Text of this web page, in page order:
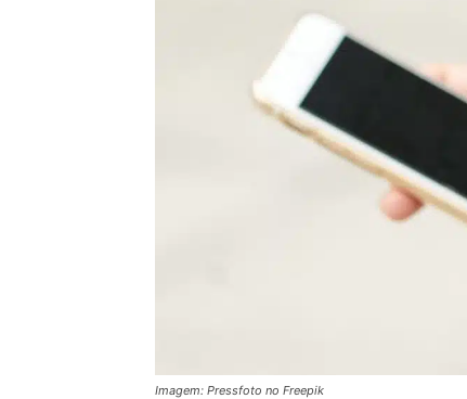
Imagem: Pressfoto no Freepik